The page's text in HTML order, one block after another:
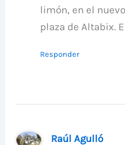
limón, en el
plaza de Altabix.
Responder
Raúl Agulló